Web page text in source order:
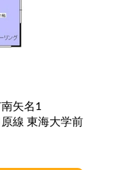
矢名1
線 東海大学前